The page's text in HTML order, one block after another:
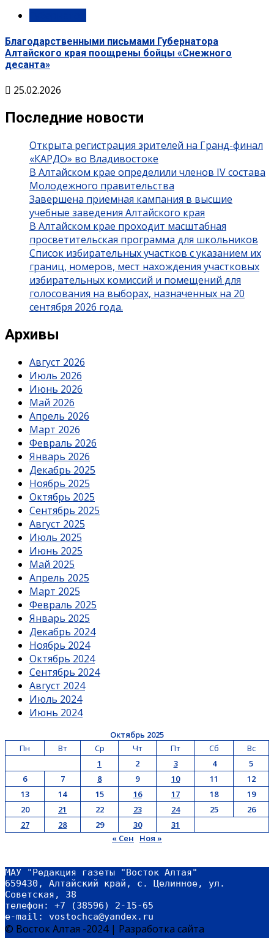
Благодарственными письмами Губернатора
Алтайского края поощрены бойцы «Снежного
десанта»
25.02.2026
Последние новости
Открыта регистрация зрителей на Гранд-финал
«КАРДО» во Владивостоке
В Алтайском крае определили членов IV состава
Молодежного правительства
Завершена приемная кампания в высшие
учебные заведения Алтайского края
В Алтайском крае проходит масштабная
просветительская программа для школьников
Список избирательных участков с указанием их
границ, номеров, мест нахождения участковых
избирательных комиссий и помещений для
голосования на выборах, назначенных на 20
сентября 2026 года.
Архивы
Август 2026
Июль 2026
Июнь 2026
Май 2026
Апрель 2026
Март 2026
Февраль 2026
Январь 2026
Декабрь 2025
Ноябрь 2025
Октябрь 2025
Сентябрь 2025
Август 2025
Июль 2025
Июнь 2025
Май 2025
Апрель 2025
Март 2025
Февраль 2025
Январь 2025
Декабрь 2024
Ноябрь 2024
Октябрь 2024
Сентябрь 2024
Август 2024
Июль 2024
Июнь 2024
Октябрь 2025
Пн
Вт Ср Чт Пт Сб
Вс
1
2 3 4
5
6
7 8 9 10 11
12
13
14 15 16 17 18
19
20
21 22 23 24 25
26
27
28 29 30
31
« Сен
Ноя »
МАУ "Редакция газеты "Восток Алтая"
659430, Алтайский край, с. Целинное, ул.
Советская, 38
телефон: +7 (38596) 2-15-65
e-mail: vostochca@yandex.ru
© Восток Алтая -2024 | Разработка сайта